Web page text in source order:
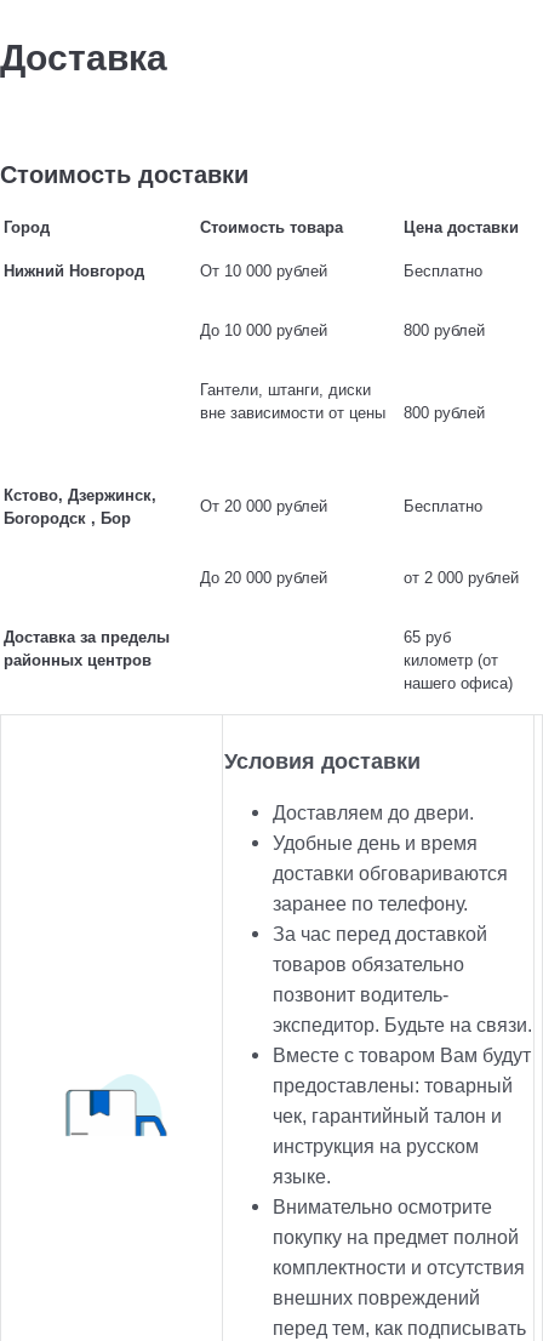
Доставка
Стоимость доставки
Город Стоимость товара Цена доставки
Нижний Новгород От 10 000 рублей Бесплатно
До 10 000 рублей 800 рублей
Гантели, штанги, диски
вне зависимости от цены
800 рублей
Кстово, Дзержинск,
Богородск , Бор
От 20 000 рублей Бесплатно
До 20 000 рублей от 2 000 рублей
Доставка за пределы
районных центров
65 руб
километр (от
нашего офиса)
Условия доставки
Доставляем до двери.
Удобные день и время
доставки обговариваются
заранее по телефону.
За час перед доставкой
товаров обязательно
позвонит водитель-
экспедитор. Будьте на связи.
Вместе с товаром Вам будут
предоставлены: товарный
чек, гарантийный талон и
инструкция на русском
языке.
Внимательно осмотрите
покупку на предмет полной
комплектности и отсутствия
внешних повреждений
перед тем, как подписывать